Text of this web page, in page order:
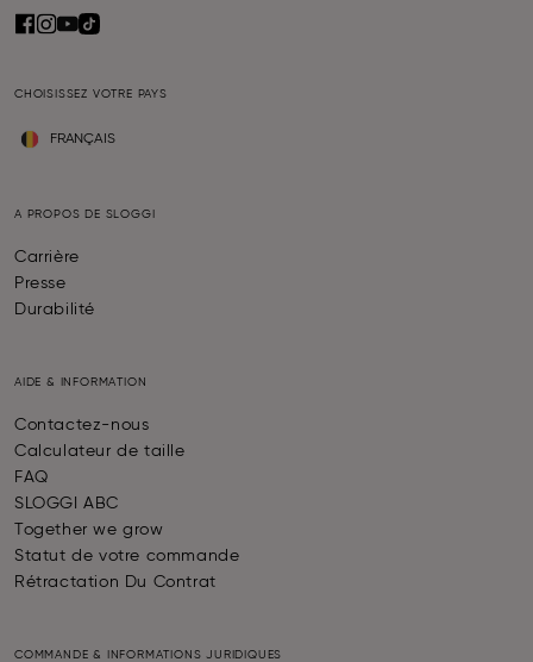
CHOISISSEZ VOTRE PAYS
FRANÇAIS
A PROPOS DE SLOGGI
Carrière
Presse
Durabilité
AIDE & INFORMATION
Contactez-nous
Calculateur de taille
FAQ
SLOGGI ABC
Together we grow
Statut de votre commande
Rétractation Du Contrat
COMMANDE & INFORMATIONS JURIDIQUES